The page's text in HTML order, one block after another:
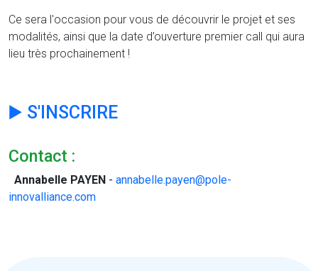
Ce sera l'occasion pour vous de découvrir le projet et ses
modalités, ainsi que la date d’ouverture premier call qui aura
lieu très prochainement !
▶️ S'INSCRIRE
Contact :
Annabelle PAYEN - annabelle.payen@pole-
innovalliance.com